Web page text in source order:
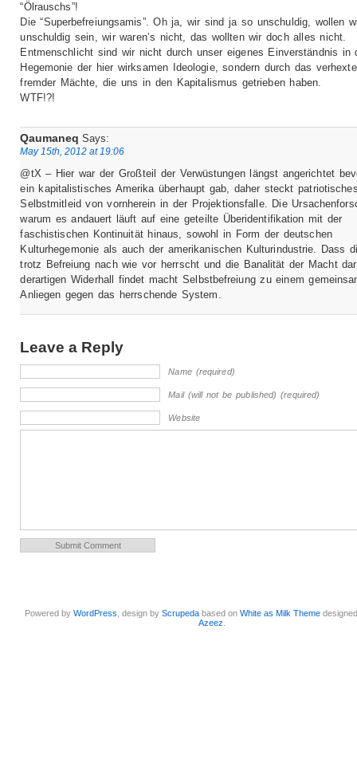
“Ölrauschs”!
Die “Superbefreiungsamis”. Oh ja, wir sind ja so unschuldig, wollen
unschuldig sein, wir waren’s nicht, das wollten wir doch alles nicht.
Entmenschlicht sind wir nicht durch unser eigenes Einverständnis in
Hegemonie der hier wirksamen Ideologie, sondern durch das
fremder Mächte, die uns in den Kapitalismus getrieben haben.
WTF!?!
Qaumaneq Says:
May 15th, 2012 at 19:06
@tX – Hier war der Großteil der Verwüstungen längst angerichtet
ein kapitalistisches Amerika überhaupt gab, daher steckt
Selbstmitleid von vornherein in der Projektionsfalle. Die
warum es andauert läuft auf eine geteilte Überidentifikation mit der
faschistischen Kontinuität hinaus, sowohl in Form der deutschen
Kulturhegemonie als auch der amerikanischen Kulturindustrie. Dass
trotz Befreiung nach wie vor herrscht und die Banalität der Macht
derartigen Widerhall findet macht Selbstbefreiung zu einem
Anliegen gegen das herrschende System.
Leave a Reply
Name (required)
Mail (will not be published) (required)
Website
Powered byWordPress , design byScrupeda based onWhite as Milk Theme
Azeez